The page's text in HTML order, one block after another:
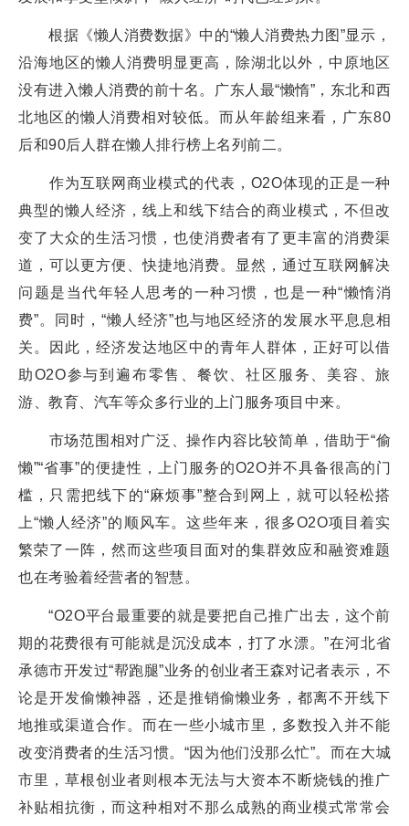
根据《懒人消费数据》中的“懒人消费热力图”显示，
沿海地区的懒人消费明显更高，除湖北以外，中原地区
没有进入懒人消费的前十名。广东人最“懒惰”，东北和西
北地区的懒人消费相对较低。而从年龄组来看，广东80
后和90后人群在懒人排行榜上名列前二。
作为互联网商业模式的代表，O2O体现的正是一种
典型的懒人经济，线上和线下结合的商业模式，不但改
变了大众的生活习惯，也使消费者有了更丰富的消费渠
道，可以更方便、快捷地消费。显然，通过互联网解决
问题是当代年轻人思考的一种习惯，也是一种“懒惰消
费”。同时，“懒人经济”也与地区经济的发展水平息息相
关。因此，经济发达地区中的青年人群体，正好可以借
助O2O参与到遍布零售、餐饮、社区服务、美容、旅
游、教育、汽车等众多行业的上门服务项目中来。
市场范围相对广泛、操作内容比较简单，借助于“偷
懒”“省事”的便捷性，上门服务的O2O并不具备很高的门
槛，只需把线下的“麻烦事”整合到网上，就可以轻松搭
上“懒人经济”的顺风车。这些年来，很多O2O项目着实
繁荣了一阵，然而这些项目面对的集群效应和融资难题
也在考验着经营者的智慧。
“O2O平台最重要的就是要把自己推广出去，这个前
期的花费很有可能就是沉没成本，打了水漂。”在河北省
承德市开发过“帮跑腿”业务的创业者王森对记者表示，不
论是开发偷懒神器，还是推销偷懒业务，都离不开线下
地推或渠道合作。而在一些小城市里，多数投入并不能
改变消费者的生活习惯。“因为他们没那么忙”。而在大城
市里，草根创业者则根本无法与大资本不断烧钱的推广
补贴相抗衡，而这种相对不那么成熟的商业模式常常会